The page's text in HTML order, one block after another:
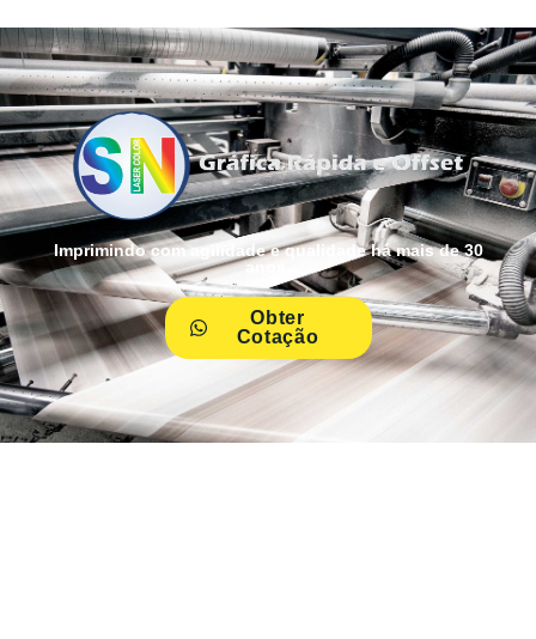
Imprimindo com agilidade e qualidade há mais de 30
anos.
Obter
Cotação